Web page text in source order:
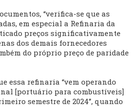
“verifica-se que as
em especial a Refinaria da
preços significativamente
dos demais fornecedores
do próprio preço de paridade
essa refinaria “vem operando
[portuário para combustíveis]
semestre de 2024”, quando